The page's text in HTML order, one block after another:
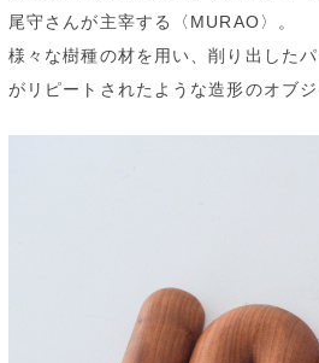
尾守さんが主宰する〈MURAO〉。
様々な樹種の材を用い、削り出した
がリピートされたような造形のオブ